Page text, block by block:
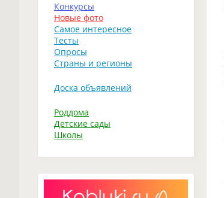
Конкурсы
Новые фото
Самое интересное
Тесты
Опросы
Страны и регионы
Доска объявлений
Роддома
Детские сады
Школы